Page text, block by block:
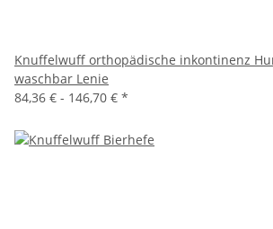
Knuffelwuff orthopädische inkontinenz
waschbar Lenie
84,36 € - 146,70 € *